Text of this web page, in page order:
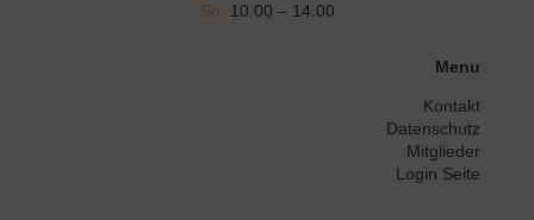
So: 10.00 – 14.00
Menu
Kontakt
Datenschutz
Mitglieder
Login Seite